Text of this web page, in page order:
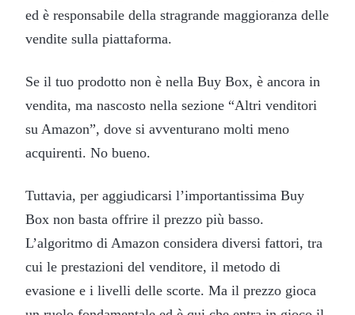
ed è responsabile della stragrande maggioranza delle
vendite sulla piattaforma.
Se il tuo prodotto non è nella Buy Box, è ancora in
vendita, ma nascosto nella sezione “Altri venditori
su Amazon”, dove si avventurano molti meno
acquirenti. No bueno.
Tuttavia, per aggiudicarsi l’importantissima Buy
Box non basta offrire il prezzo più basso.
L’algoritmo di Amazon considera diversi fattori, tra
cui le prestazioni del venditore, il metodo di
evasione e i livelli delle scorte. Ma il prezzo gioca